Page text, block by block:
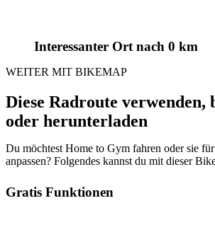
Interessanter Ortnach 0 km
WEITER MIT BIKEMAP
Diese Radroute verwenden,
oder herunterladen
Du möchtest Home to Gym fahren oder sie
anpassen? Folgendes kannst du mit dieser
Gratis Funktionen